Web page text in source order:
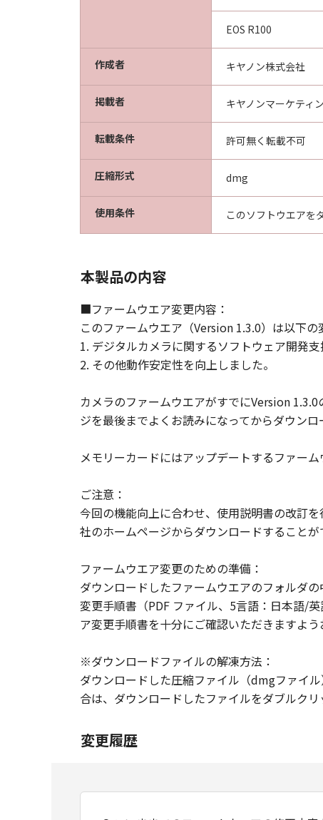
「本契約」のいずれかの条項
るものとします。
キヤノン株式会社
EOS R100
作成者 キヤノン株式会社
掲載者 キヤノンマーケティ
転載条件 許可無く転載不可
圧縮形式 dmg
使用条件 このソフトウエアを
本製品の内容
■ファームウエア変更内容：
このファームウエア（Version 1.3.0）は以下の
1. デジタルカメラに関するソフトウェア開発
2. その他動作安定性を向上しました。
カメラのファームウエアがすでにVersion
ジを最後までよくお読みになってからダウンロ
メモリーカードにはアップデートするファー
ご注意：
今回の機能向上に合わせ、使用説明書の改訂
社のホームページからダウンロードすることが
ファームウエア変更のための準備：
ダウンロードしたファームウエアのフォルダ
変更手順書（PDF ファイル、5言語：日本語/
ア変更手順書を十分にご確認いただきますよう
※ダウンロードファイルの解凍方法：
ダウンロードした圧縮ファイル（dmgファイ
合は、ダウンロードしたファイルをダブルクリ
変更履歴